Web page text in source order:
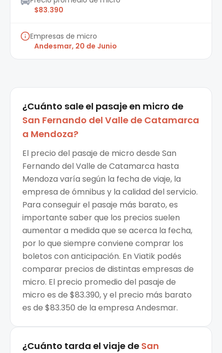
$83.390
Empresas de micro
Andesmar, 20 de Junio
¿Cuánto sale el pasaje en micro de
San Fernando del Valle de Catamarca
a Mendoza?
El precio del pasaje de micro desde San
Fernando del Valle de Catamarca hasta
Mendoza varía según la fecha de viaje, la
empresa de ómnibus y la calidad del servicio.
Para conseguir el pasaje más barato, es
importante saber que los precios suelen
aumentar a medida que se acerca la fecha,
por lo que siempre conviene comprar los
boletos con anticipación. En Viatik podés
comparar precios de distintas empresas de
micro. El precio promedio del pasaje de
micro es de $83.390, y el precio más barato
es de $83.350 de la empresa Andesmar.
¿Cuánto tarda el viaje de San